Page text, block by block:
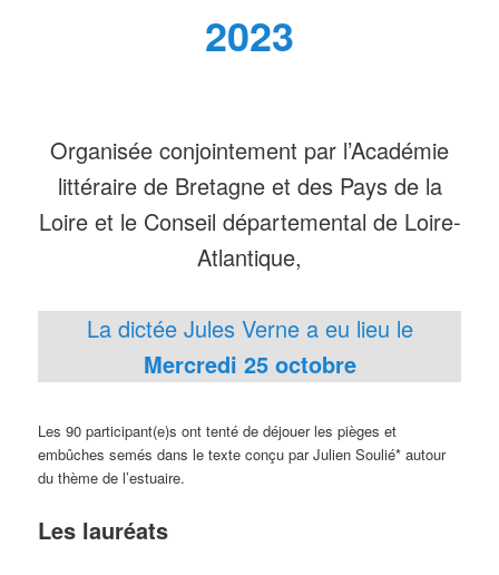
2023
Organisée conjointement par l’Académie
littéraire de Bretagne et des Pays de la
Loire et le Conseil départemental de Loire-
Atlantique,
La dictée Jules Verne a eu lieu le
Mercredi 25 octobre
Les 90 participant(e)s ont tenté de déjouer les pièges et
embûches semés dans le texte conçu par Julien Soulié* autour
du thème de l’estuaire.
Les lauréats